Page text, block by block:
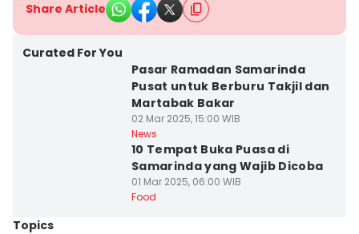
Share Article
Curated For You
Pasar Ramadan Samarinda
Pusat untuk Berburu Takjil dan
Martabak Bakar
02 Mar 2025, 15:00 WIB
News
10 Tempat Buka Puasa di
Samarinda yang Wajib Dicoba
01 Mar 2025, 06:00 WIB
Food
Topics